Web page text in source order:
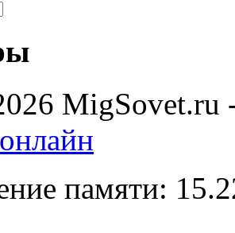
MigSovet.ru
памяти: